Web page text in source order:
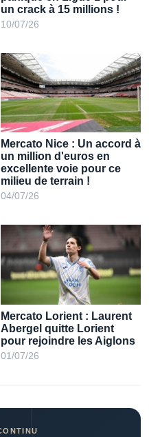
Mercato : "Son entourage
veut le placer partout",
panique en Ligue 1 pour
un crack à 15 millions !
10/07/26
Mercato Nice : Un accord à
un million d'euros en
excellente voie pour ce
milieu de terrain !
04/07/26
pour rejoindre les Aiglons